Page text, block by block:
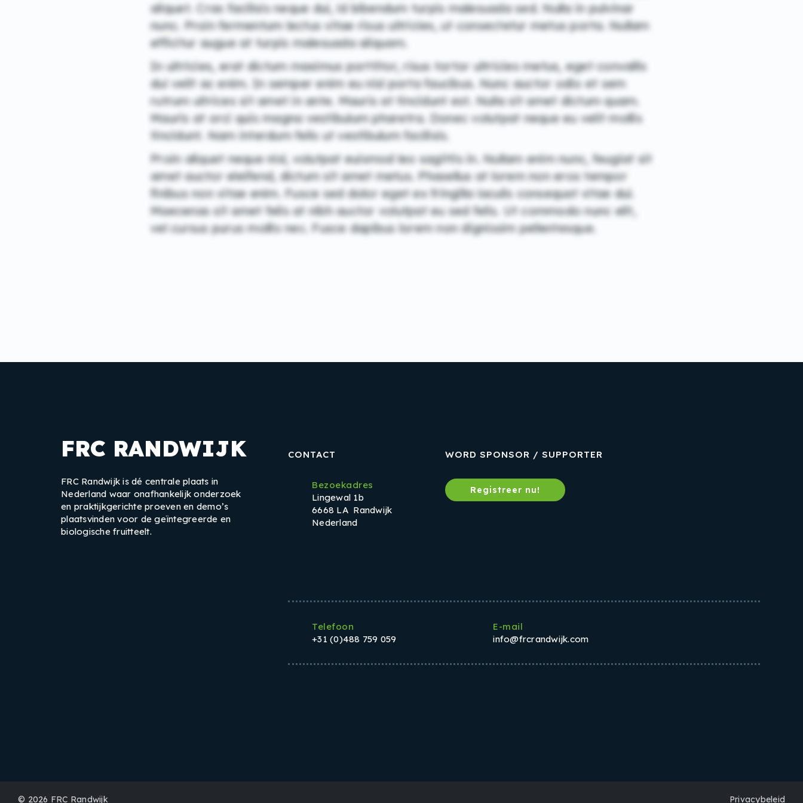
aliquet. Cras facilisis neque dui, id bibendum turpis malesuada sed. Nulla in pulvinar
nunc. Proin fermentum lectus vitae risus ultricies, ut consectetur metus porta. Nullam
efficitur augue at turpis malesuada aliquam.
In ultricies, erat dictum maximus porttitor, risus tortor ultricies metus, eget convallis
dui velit ac enim. In semper enim eu nisl porta faucibus. Nunc auctor odio et sem
rutrum ultrices sit amet in ante. Mauris at tincidunt est. Nulla sit amet dictum quam.
Mauris at orci quis magna vestibulum pharetra. Donec volutpat neque eu velit mollis
tincidunt. Nam interdum felis ut vestibulum facilisis.
Proin aliquet neque nisl, volutpat euismod leo sagittis in. Nullam enim nunc, feugiat sit
amet auctor eleifend, dictum sit amet metus. Phasellus at lorem non eros tempor
finibus non vitae enim. Fusce sed dolor eget ex fringilla iaculis consequat vitae dui.
Maecenas sit amet felis at nibh auctor volutpat eu sed felis. Ut commodo nunc elit,
vel cursus purus mollis nec. Fusce dapibus lorem non dignissim pellentesque.
FRC RANDWIJK
FRC Randwijk is dé centrale plaats in
Nederland waar onafhankelijk onderzoek
en praktijkgerichte proeven en demo’s
plaatsvinden voor de geïntegreerde en
biologische fruitteelt.
CONTACT
Bezoekadres
Lingewal 1b
6668 LA Randwijk
Nederland
Telefoon
+31 (0)488 759 059
E-mail
info@frcrandwijk.com
WORD SPONSOR / SUPPORTER
Registreer nu!
© 2026 FRC Randwijk Privacybeleid